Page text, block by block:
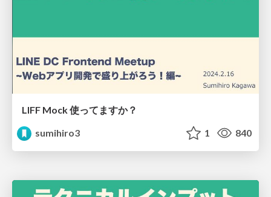
LIFF Mock 使ってますか？
sumihiro3
1 840